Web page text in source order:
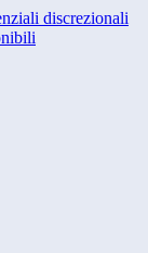
discrezionali